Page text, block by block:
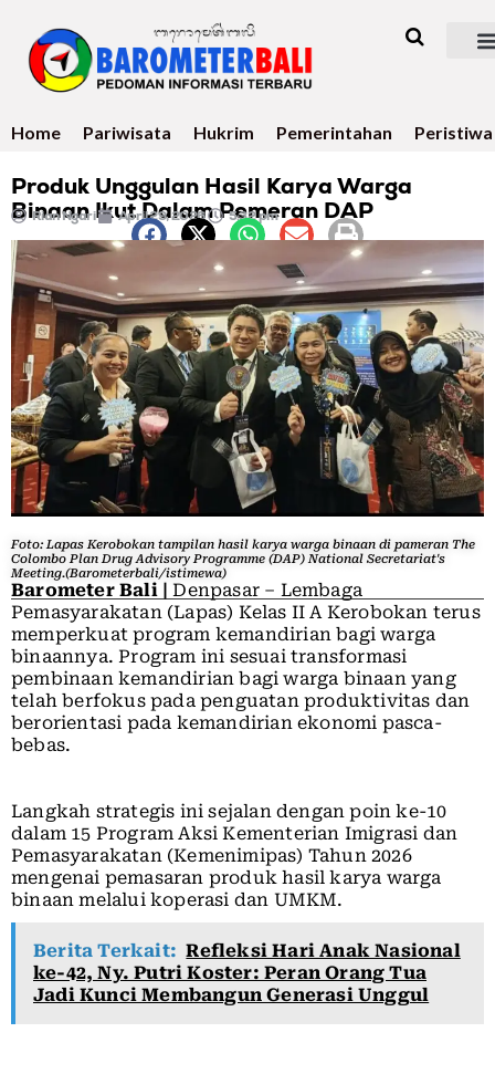
Home Pariwisata Hukrim Pemerintahan Peristiwa
Produk Unggulan Hasil Karya Warga
Binaan Ikut Dalam Pemeran DAP
Rian Ngari April 29, 2026 5:32 pm
Foto: Lapas Kerobokan tampilan hasil karya warga binaan di pameran The
Colombo Plan Drug Advisory Programme (DAP) National Secretariat's
Meeting.(Barometerbali/istimewa)
Barometer Bali |
Denpasar – Lembaga
Pemasyarakatan (Lapas) Kelas II A Kerobokan terus
memperkuat program kemandirian bagi warga
binaannya. Program ini sesuai transformasi
pembinaan kemandirian bagi warga binaan yang
telah berfokus pada penguatan produktivitas dan
berorientasi pada kemandirian ekonomi pasca-
bebas.
Langkah strategis ini sejalan dengan poin ke-10
dalam 15 Program Aksi Kementerian Imigrasi dan
Pemasyarakatan (Kemenimipas) Tahun 2026
mengenai pemasaran produk hasil karya warga
binaan melalui koperasi dan UMKM.
Berita Terkait: Refleksi Hari Anak Nasional
ke-42, Ny. Putri Koster: Peran Orang Tua
Jadi Kunci Membangun Generasi Unggul